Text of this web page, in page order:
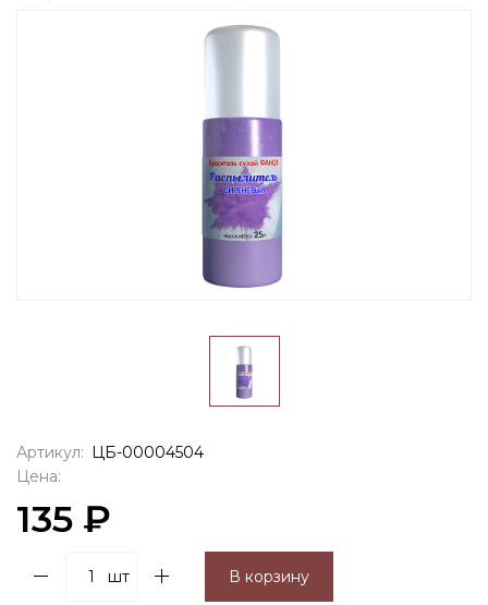
Артикул: ЦБ-00004504
Цена:
135 ₽
шт В корзину